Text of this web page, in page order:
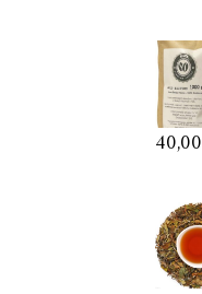
40,00